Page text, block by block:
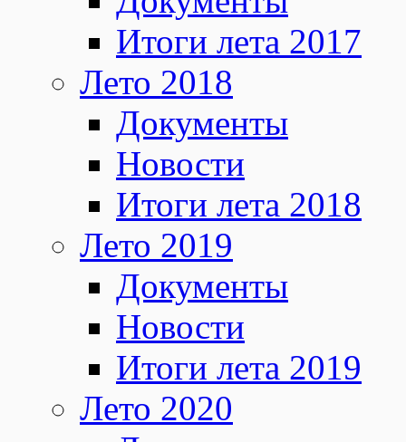
Итоги лета 2017
Лето 2018
Документы
Новости
Итоги лета 2018
Лето 2019
Документы
Новости
Итоги лета 2019
Лето 2020